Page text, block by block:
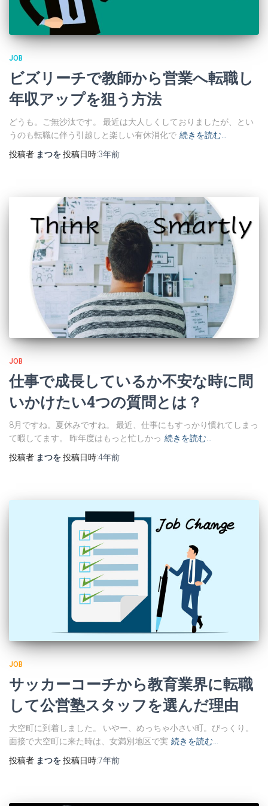
JOB
ビズリーチで教師から営業へ転職し
年収アップを狙う方法
どうも。ご無沙汰です。 最近は大人しくしておりましたが、とい
うのも転職に伴う引越しと楽しい有休消化で 続きを読む…
投稿者: まつを投稿日時:3年前
JOB
仕事で成長しているか不安な時に問
いかけたい4つの質問とは？
8月ですね。夏休みですね。 最近、仕事にもすっかり慣れてしまっ
て暇してます。 昨年度はもっと忙しかっ 続きを読む…
投稿者: まつを投稿日時:4年前
JOB
サッカーコーチから教育業界に転職
して公営塾スタッフを選んだ理由
大空町に到着しました。 いやー、めっちゃ小さい町。びっくり。
面接で大空町に来た時は、女満別地区で実 続きを読む…
投稿者: まつを投稿日時:7年前